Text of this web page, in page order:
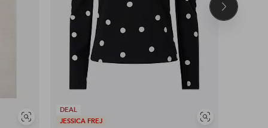
Näytä
DEAL
JESSICA FREJ
Näytä
Seuraava